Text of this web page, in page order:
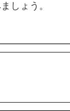
しょう。